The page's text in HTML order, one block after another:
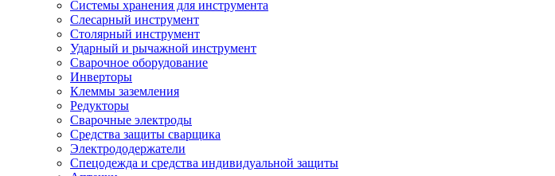
Системы хранения для инструмента
Слесарный инструмент
Столярный инструмент
Ударный и рычажной инструмент
Сварочное оборудование
Инверторы
Клеммы заземления
Редукторы
Сварочные электроды
Средства защиты сварщика
Электрододержатели
Спецодежда и средства индивидуальной защиты